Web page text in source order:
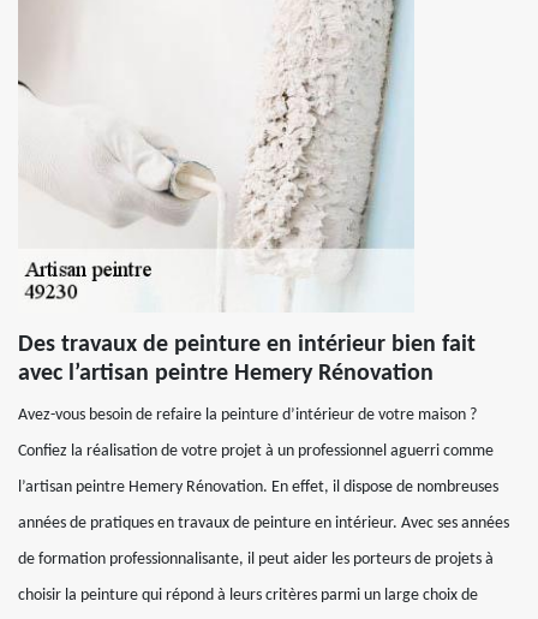
Des travaux de peinture en intérieur bien fait
avec l’artisan peintre Hemery Rénovation
Avez-vous besoin de refaire la peinture d’intérieur de votre maison ?
Confiez la réalisation de votre projet à un professionnel aguerri comme
l’artisan peintre Hemery Rénovation. En effet, il dispose de nombreuses
années de pratiques en travaux de peinture en intérieur. Avec ses années
de formation professionnalisante, il peut aider les porteurs de projets à
choisir la peinture qui répond à leurs critères parmi un large choix de